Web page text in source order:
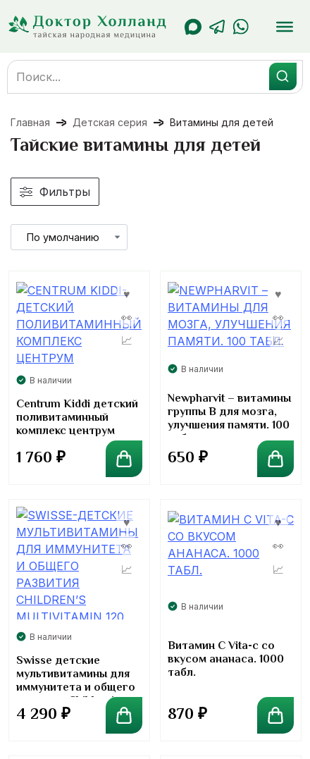
содержанию
Search
for:
Главная Детская серия Витамины для детей
Тайские витамины для детей
Фильтры
В наличии
Centrum Kiddi детский
поливитаминный
комплекс центрум
1 760 ₽
В наличии
Newpharvit – витамины
группы В для мозга,
улучшения памяти. 100
табл.
650 ₽
В наличии
Swisse детские
мультивитамины для
иммунитета и общего
развития Children’s
Multivitamin 120
4 290 ₽
В наличии
Витамин C Vita-c со
вкусом ананаса. 1000
табл.
870 ₽